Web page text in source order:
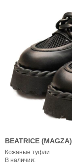
BEATRICE (MAGZA)
Кожаные туфли
В наличии: